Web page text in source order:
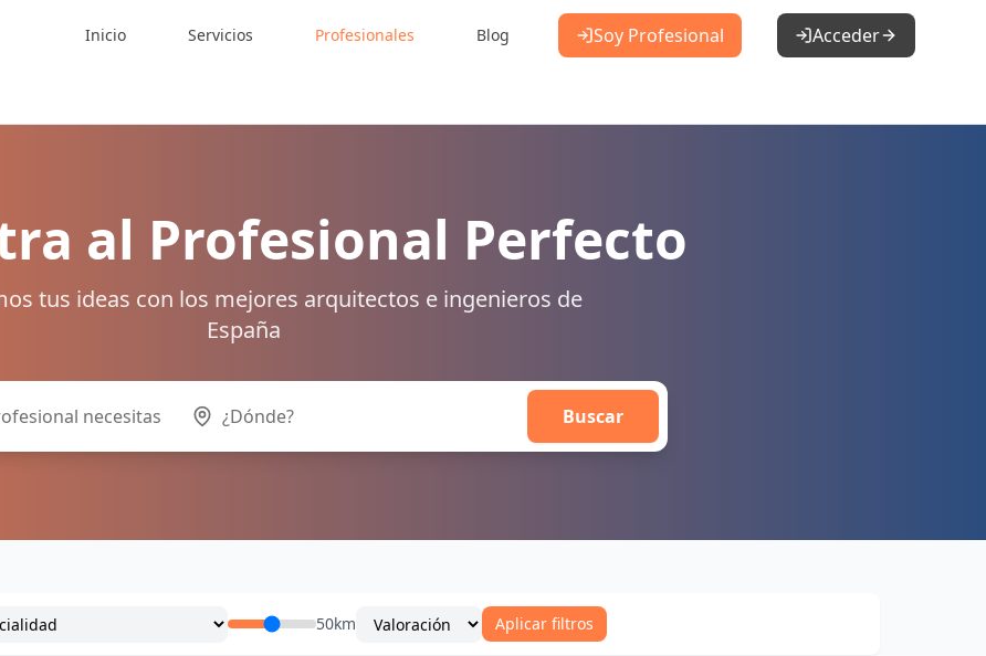
Inicio Servicios Profesionales Blog Soy Profesional Acceder
al Profesional Perfecto
tus ideas con los mejores arquitectos e ingenieros de
España
Buscar
50km Aplicar filtros